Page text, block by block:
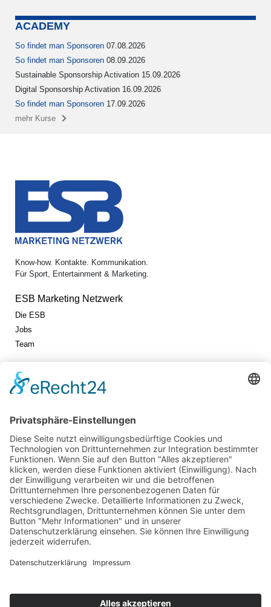
ACADEMY
So findet man Sponsoren 07.08.2026
So findet man Sponsoren 08.09.2026
Sustainable Sponsorship Activation 15.09.2026
Digital Sponsorship Activation 16.09.2026
So findet man Sponsoren 17.09.2026
mehr Kurse
Know-how. Kontakte. Kommunikation.
Für Sport, Entertainment & Marketing.
ESB Marketing Netzwerk
Die ESB
Jobs
Team
Jetzt vernetzen!
Die ESB auf LinkedIn
Newsletter abonnieren
Events
360° ENTERTAINMENT
eps ARENA SUMMIT
FANCOMMERCE FORUM
MARKENFESTIVAL
Markenforum
SCHWEIZER MARKENKONGRESS